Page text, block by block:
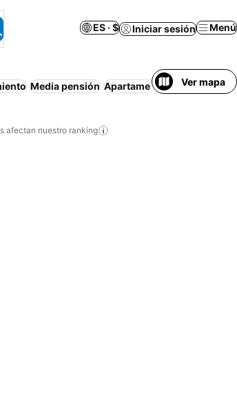
ES · $ Iniciar sesión Menú
Media pensión Apartamento amueblado
Ver mapa
afectan nuestro ranking
a favoritos
a favoritos